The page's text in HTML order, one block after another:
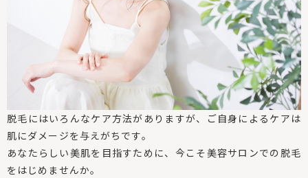
脱毛にはいろんなケア方法がありますが、ご自身によるケアは
肌にダメージを与えがちです。
あなたらしい美肌を目指すために、今こそ美容サロンでの脱毛
をはじめませんか。